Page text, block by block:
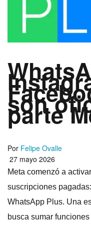
son
parte
Por Felipe Ovalle
27 mayo 2026
Meta comenzó a
suscripciones
WhatsApp Plus. Una
busca sumar